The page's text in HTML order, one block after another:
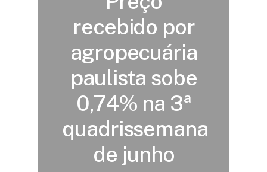
recebido por
agropecuária
paulista sobe
0,74% na 3ª
quadrissemana
de junho